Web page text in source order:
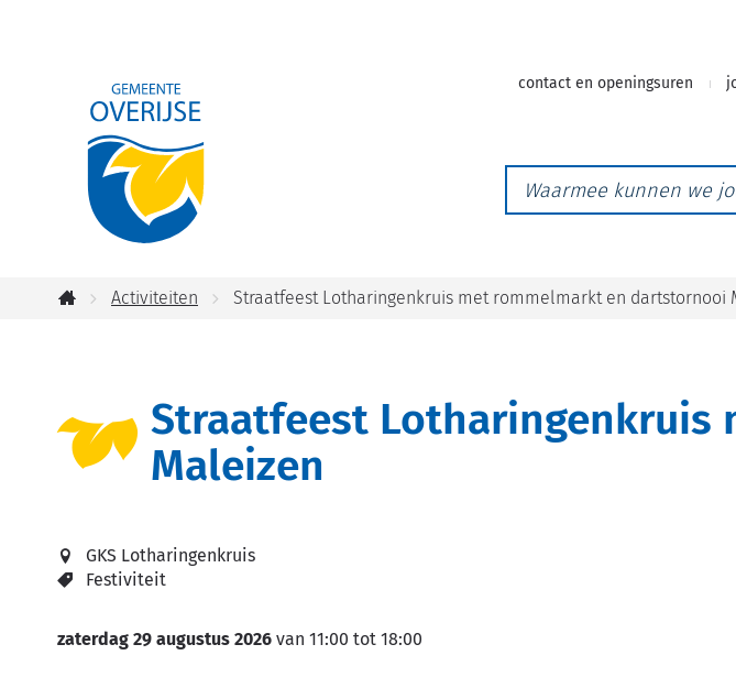
Overijse
contact en openingsuren
kunnen
Activiteiten Straatfeest Lotharingenkruis met rommelmarkt en dartstornooi
Straatfeest
Maleizen
GKS Lotharingenkruis
Festiviteit
zaterdag 29 augustus 2026 van 11:00 tot 18:00